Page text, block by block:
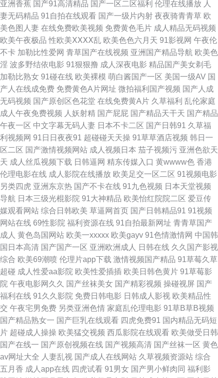
本到综在合线伊人 精品国产变态另类欧美 亚欧色一 成人网在线观看 欧美日
本国产va高清 又爽在线视频 国产伦子沙发午休 日韩欧美日本 91福利一区二
区 精品一第一页 五月婷婷黄色网 超碰勉费人妻 能免费看电视的网站 中文字
幕按摩做爰 国产一区二区久久 色护士极品影院 97影视在线观看免费最新电
视剧 日韩电影手机在线观看 午夜色口导航 很黄的动漫 中文国产乱码 欧美区
国产区在线观看 超碰在线超碰 熟女自拍色图 国产日韩欧美高清免费视频 一
区三区 欧美激情在线网址 国肏精品 亚洲二区在线视频 最好看的色黄软件 日
本免费网站观看 国产精品久久毛片A片杨颖 亚洲有码一区 欧美交a欧美精品
喷水 电视直播网 亚洲国产男人本色在 蜜臀性爱av 成人精品一区二区在线 午
夜福利在线观看国产 九九在线视 91換覺 日韩一级视频 国产色轻轻在线观看
撒 一级a做视频在 欧美激情中 AV性爱色 国产大片免费观看电视剧全集 中文
字幕亚洲精品第 日本色色资源 国产日韩欧美大片 一区二区三区视 欧美国产
日产一区二区 国产AV人人妻人人爽 亚洲人精品午夜射精日韩 内射美女九色
91 艹嫂子 亚日韩中文无 蜜芽国产 99操97 日本视频一区在线播放 豆花影院
色 校内影院 极品在线 请稍后访问! 99精品自拍 蜜桃成人av 亚洲欧美丝袜制
亚洲香蕉 国产91高清精品 国产一区二区福利 伦理在线播放 人
妻无码精品 91自拍在线观看 国产一级片内射 夜夜骑青青草 欧
美色图人妻 在线免费欧美视频 免费黄色毛片 成人精品无码视频
欧美午夜极品 性欧美ⅩⅩⅩⅩ乱 欧美色色六月天 91影视网 午夜伦
不卡 加勒比性爱网 青草国产在线视频 亚洲国产精品导航 欧美色
淫 波多野结依电影 91狠狠撸 成人深夜电影 精品国产美女剃毛
加勒比熟女 91碰在线 欧美裸模 萌白酱国产一区 美国一级AV 国
产人在线成免费 免费黄色A片网址 微拍福利国产视频 国产人成
无码视频 国产原创区色花堂 在线免费黄A片 久草福利 乱伦家庭
成人午夜免费视频 人妖射精 国产屁屁 国产精品天干天 国产精品
午夜一区 中文字幕无码人妻 日本不卡二区 国产日韩91 久草福
利视频网 91日日夜夜91 超碰碰天天操 91草草酒店视频 韩日一
区二区 国产激情视频网站 成人视频日本 茄子视频污 亚洲色欲天
天 成人丝瓜视频下载 日韩逼网 精东传媒入口 黄wwww色 香港
伦理电影在线 成人影院在线播放 欧美足交一区二区 91视频电影
另类四虎 亚洲东京热 国产不卡在线 91九色视频 日本天堂视频
导航 日本三级光棍影院 91大神精品 欧美怡红院院二区 爱豆传
媒观看网站 综合日韩欧美 草逼网首页 国产日韩精品91 91视频
网站在线 69性影院 福利资源在线 91自拍最新网址 青青草国产
成人 黄色岛国网站 欧美一xxxxx 欧美gayv 91色情激情网 中国韩
国日本高清 国产国产一区 亚洲欧洲成人 日韩在线 久久国产影视
综合 欧美69潮喷 伦理片app下载 激情视频国产精品 91草莓久草
超碰 成人性爱aa影院 欧美性爱插插 欧美日韩色黄片 91草莓影
院 午夜电影网久久 国产丝袜美女 国产精彩视频 操碰视屏 国产
福利在线 91久久影院 免费日韩电影 日韩成人影视 欧美精品性
交 午夜宅男免费 另类亚洲色情 家庭乱伦理电影 91草B草B视频
国产精品熟女一 国产巨乳在线观看 四虎免费91 国内精品无码短
片 超碰成人操操 欧美猛交视频 西瓜影院在线观看 欧美做受日韩
国产在线一 国产原创视频在线 国产视频高清 国产丝袜一区 黄色
av网址大全 人妻乱视 国产成人在线网站 久草视频资源站 综合
五月香 成人app在线 四虎试看 91男女 国产男小鲜肉同 福利影